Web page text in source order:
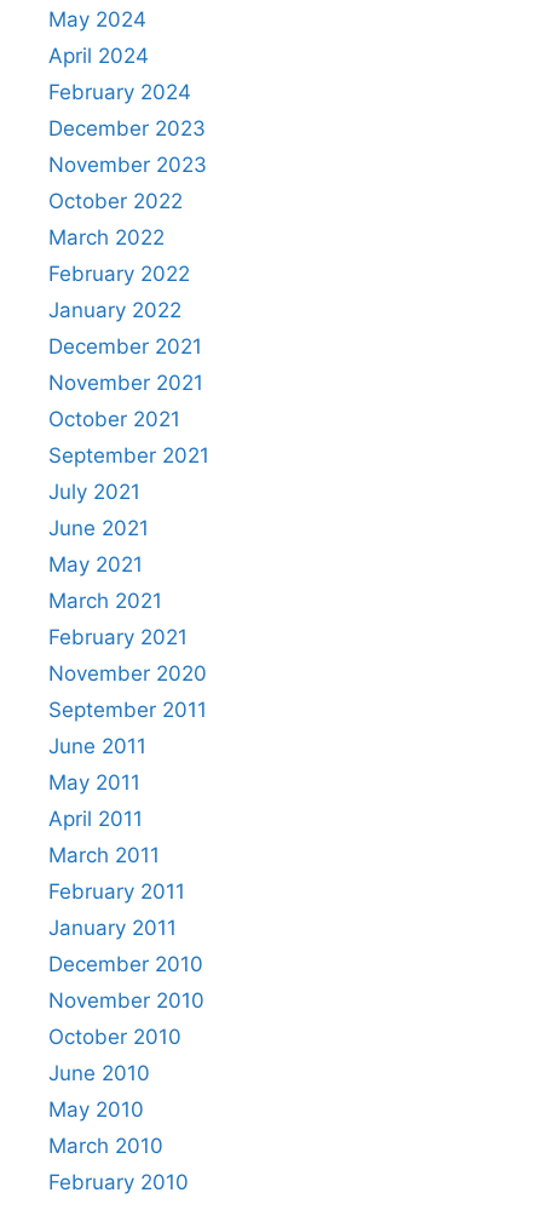
May 2024
April 2024
February 2024
December 2023
November 2023
October 2022
March 2022
February 2022
January 2022
December 2021
November 2021
October 2021
September 2021
July 2021
June 2021
May 2021
March 2021
February 2021
November 2020
September 2011
June 2011
May 2011
April 2011
March 2011
February 2011
January 2011
December 2010
November 2010
October 2010
June 2010
May 2010
March 2010
February 2010